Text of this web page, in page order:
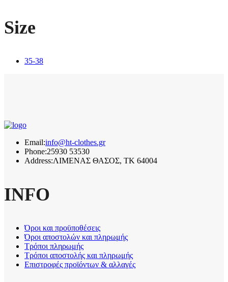
Size
35-38
Email:info@ht-clothes.gr
Phone:25930 53530
Address:ΛΙΜΕΝΑΣ ΘΑΣΟΣ, TK 64004
INFO
Όροι και προϋποθέσεις
Όροι αποστολών και πληρωμής
Τρόποι πληρωμής
Τρόποι αποστολής και πληρωμής
Επιστροφές προϊόντων & αλλαγές